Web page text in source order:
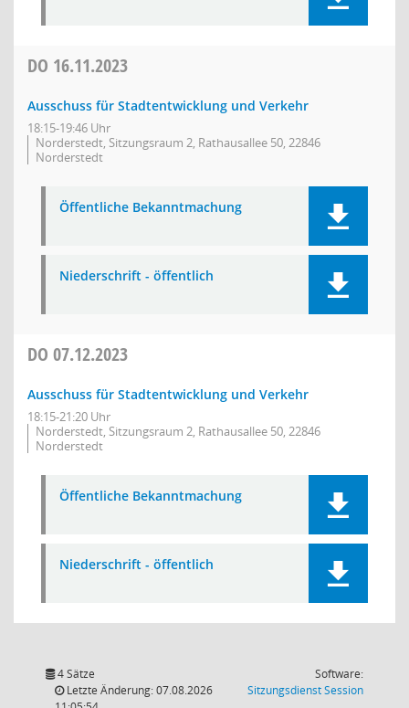
DO 16.11.2023
Ausschuss für Stadtentwicklung und Verkehr
18:15-19:46 Uhr
Norderstedt, Sitzungsraum 2, Rathausallee 50, 22846
Norderstedt
Öffentliche Bekanntmachung
Niederschrift - öffentlich
DO 07.12.2023
Ausschuss für Stadtentwicklung und Verkehr
18:15-21:20 Uhr
Norderstedt, Sitzungsraum 2, Rathausallee 50, 22846
Norderstedt
Öffentliche Bekanntmachung
Niederschrift - öffentlich
4 Sätze
Letzte Änderung: 07.08.2026
Software:
SitzungsdienstSession(Wird in